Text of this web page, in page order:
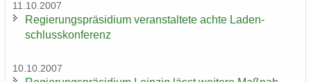
11.10.2007
Re­gie­rungs­prä­si­di­um ver­an­stal­te­te achte La­den­
schluss­kon­fe­renz
10.10.2007